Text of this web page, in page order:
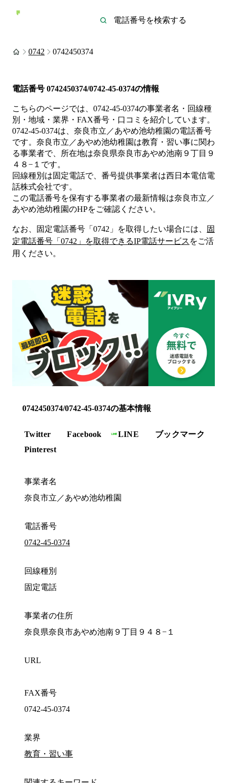
0742 0742450374
電話番号 0742450374/0742-45-0374の情報
こちらのページでは、 0742-45-0374の事業者名・回線種
別・地域・業界・FAX番号・口コミを紹介しています。
0742-45-0374は、 奈良市立／あやめ池幼稚園の電話番号
です。 奈良市立／あやめ池幼稚園は教育・習い事に関わ
る事業者で、所在地は奈良県奈良市あやめ池南９丁目９
４８−１ です。
回線種別は固定電話で、番号提供事業者は西日本電信電
話株式会社です。
この電話番号を保有する事業者の最新情報は奈良市立／
あやめ池幼稚園のHPをご確認ください。
なお、固定電話番号「 0742 」を取得したい場合には、
固
定電話番号「 0742 」を取得できるIP電話サービス をご活
用ください。
0742450374/0742-45-0374の基本情報
Twitter Facebook LINE
ブックマーク
Pinterest
事業者名
奈良市立／あやめ池幼稚園
電話番号
0742-45-0374
回線種別
固定電話
事業者の住所
奈良県奈良市あやめ池南９丁目９４８−１
URL
FAX番号
0742-45-0374
業界
教育・習い事